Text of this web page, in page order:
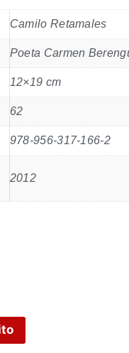
Camilo Retamales
Poeta Carmen
12×19 cm
62
978-956-317-166-2
2012